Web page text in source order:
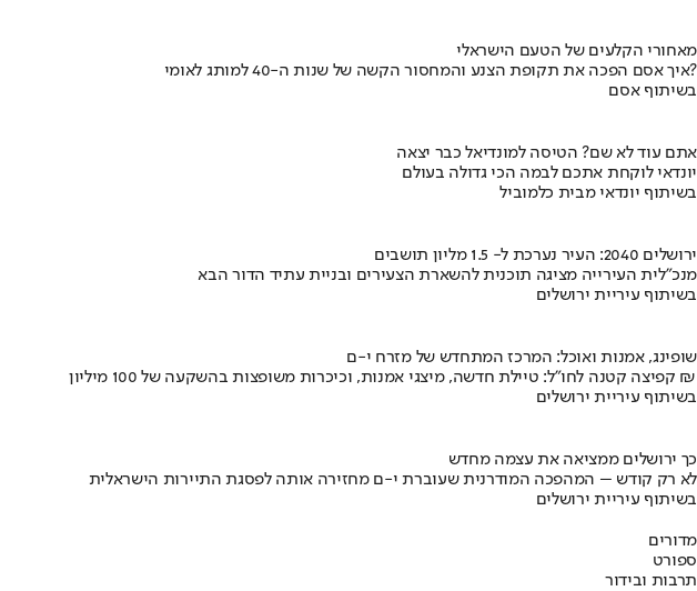
מאחורי הקלעים של הטעם הישראלי
איך אסם הפכה את תקופת הצנע והמחסור הקשה של שנות ה-40 למותג לאומי?
בשיתוף אסם
אתם עוד לא שם? הטיסה למונדיאל כבר יצאה
יונדאי לוקחת אתכם לבמה הכי גדולה בעולם
בשיתוף יונדאי מבית כלמוביל
ירושלים 2040: העיר נערכת ל- 1.5 מליון תושבים
מנכ"לית העירייה מציגה תוכנית להשארת הצעירים ובניית עתיד הדור הבא
בשיתוף עיריית ירושלים
שופינג, אמנות ואוכל: המרכז המתחדש של מזרח י-ם
קפיצה קטנה לחו"ל: טיילת חדשה, מיצגי אמנות, וכיכרות משופצות בהשקעה של 100 מיליון ₪
בשיתוף עיריית ירושלים
כך ירושלים ממציאה את עצמה מחדש
לא רק קודש – המהפכה המודרנית שעוברת י-ם מחזירה אותה לפסגת התיירות הישראלית
בשיתוף עיריית ירושלים
מדורים
ספורט
תרבות ובידור